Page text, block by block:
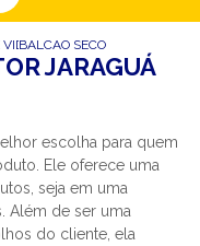
EXPOSITOR
BALCAO SECO EXPOSITOR
JARAGUÁ
escolha para quem
Ele oferece uma
seja em uma
Além de ser uma
do cliente, ela